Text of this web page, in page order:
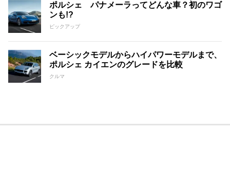
ポルシェ パナメーラってどんな車？初のワゴ
ンも!?
ピックアップ
ベーシックモデルからハイパワーモデルまで、
ポルシェ カイエンのグレードを比較
クルマ